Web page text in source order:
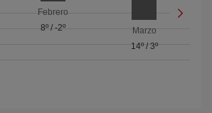
Febrero
8º/ -2º
Marzo
14º/ 3º